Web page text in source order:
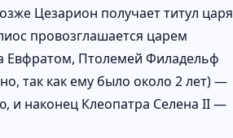
Цезарион получает титул царя
провозглашается царем
Евфратом, Птолемей Филадельф
так как ему было около 2 лет) —
и наконец Клеопатра Селена II —